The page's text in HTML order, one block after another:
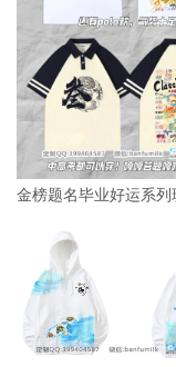
金榜题名毕业好运系列